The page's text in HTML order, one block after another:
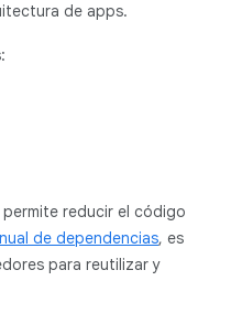
de apps.
reducir el código
de dependencias, es
para reutilizar y